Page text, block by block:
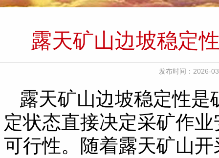
露天矿山边坡稳定
发布时间：2026-
露天矿山边坡稳定性
定状态直接决定采矿作
可行性。随着露天矿山